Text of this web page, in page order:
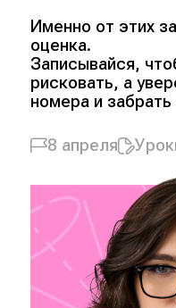
Именно от этих
оценка.
Записывайся,
рисковать, а
номера и забрать
8 апреля